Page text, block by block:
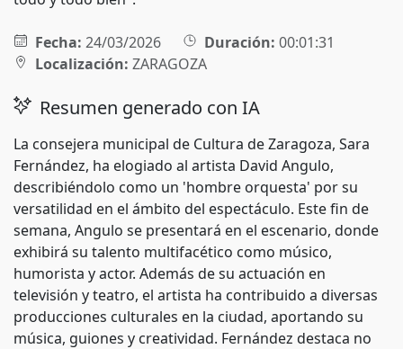
Fecha: 24/03/2026 Duración: 00:01:31
Localización: ZARAGOZA
Resumen generado con IA
La consejera municipal de Cultura de Zaragoza, Sara
Fernández, ha elogiado al artista David Angulo,
describiéndolo como un 'hombre orquesta' por su
versatilidad en el ámbito del espectáculo. Este fin de
semana, Angulo se presentará en el escenario, donde
exhibirá su talento multifacético como músico,
humorista y actor. Además de su actuación en
televisión y teatro, el artista ha contribuido a diversas
producciones culturales en la ciudad, aportando su
música, guiones y creatividad. Fernández destaca no